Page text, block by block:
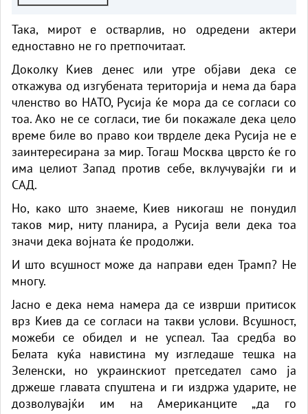
Така, мирот е остварлив, но одредени актери
едноставно не го претпочитаат.
Доколку Киев денес или утре објави дека се
откажува од изгубената територија и нема да бара
членство во НАТО, Русија ќе мора да се согласи со
тоа. Ако не се согласи, тие би покажале дека цело
време биле во право кои тврделе дека Русија не е
заинтересирана за мир. Тогаш Москва цврсто ќе го
има целиот Запад против себе, вклучувајќи ги и
САД.
Но, како што знаеме, Киев никогаш не понудил
таков мир, ниту планира, а Русија вели дека тоа
значи дека војната ќе продолжи.
И што всушност може да направи еден Трамп? Не
многу.
Јасно е дека нема намера да се изврши притисок
врз Киев да се согласи на такви услови. Всушност,
можеби се обидел и не успеал. Таа средба во
Белата куќа навистина му изгледаше тешка на
Зеленски, но украинскиот претседател само ја
држеше главата спуштена и ги издржа ударите, не
дозволувајќи им на Американците „да го